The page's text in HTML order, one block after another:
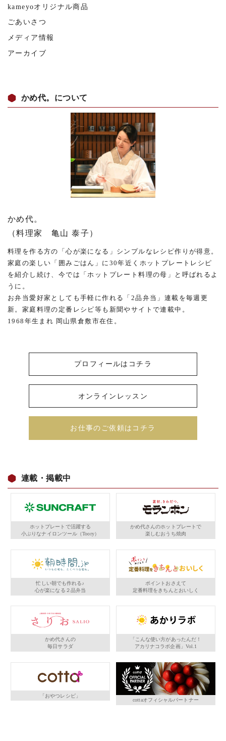
kameyoオリジナル商品
ごあいさつ
メディア情報
アーカイブ
かめ代。について
かめ代。
（料理家 亀山 泰子）
料理を作る方の「心が楽になる」シンプルなレシピ作りが得意。
家庭の楽しい「囲みごはん」に30年近くホットプレートレシピ
を紹介し続け、今では「ホットプレート料理の母」と呼ばれるよ
うに。
お弁当愛好家としても手軽に作れる「2品弁当」連載を毎週更
新。家庭料理の定番レシピ等も新聞やサイトで連載中。
1968年生まれ 岡山県倉敷市在住。
プロフィールはコチラ
オンラインレッスン
お仕事のご依頼はコチラ
連載・掲載中
ホットプレートで活躍する
小ぶりなナイロンツール（Toory）
かめ代さんのホットプレートで
楽しむおうち焼肉
忙しい朝でも作れる♪
心が楽になる２品弁当
ポイントおさえて
定番料理をきちんとおいしく
かめ代さんの
毎日サラダ
「こんな使い方があったんだ！
アカリナコラボ企画」Vol.1
「おやつレシピ」
cottaオフィシャルパートナー